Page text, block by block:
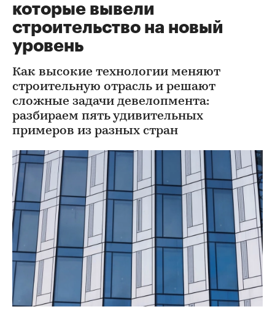
которые вывели
строительство на новый
уровень
Как высокие технологии меняют
строительную отрасль и решают
сложные задачи девелопмента:
разбираем пять удивительных
примеров из разных стран